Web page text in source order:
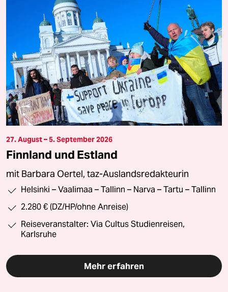
27. August – 5. September 2026
Finnland und Estland
mit Barbara Oertel, taz-Auslandsredakteurin
Helsinki – Vaalimaa – Tallinn – Narva – Tartu – Tallinn
2.280 € (DZ/HP/ohne Anreise)
Reiseveranstalter: Via Cultus Studienreisen,
Karlsruhe
Mehr erfahren